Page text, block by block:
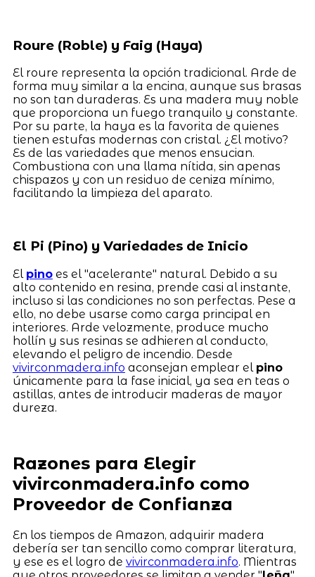
Roure (Roble) y Faig (Haya)
El roure representa la opción tradicional. Arde de
forma muy similar a la encina, aunque sus brasas
no son tan duraderas. Es una madera muy noble
que proporciona un fuego tranquilo y constante.
Por su parte, la haya es la favorita de quienes
tienen estufas modernas con cristal. ¿El motivo?
Es de las variedades que menos ensucian.
Combustiona con una llama nítida, sin apenas
chispazos y con un residuo de ceniza mínimo,
facilitando la limpieza del aparato.
El Pi (Pino) y Variedades de Inicio
El pinoes el "acelerante" natural. Debido a su
alto contenido en resina, prende casi al instante,
incluso si las condiciones no son perfectas. Pese a
ello, no debe usarse como carga principal en
interiores. Arde velozmente, produce mucho
hollín y sus resinas se adhieren al conducto,
elevando el peligro de incendio. Desde
vivirconmadera.info aconsejan emplear el pino
únicamente para la fase inicial, ya sea en teas o
astillas, antes de introducir maderas de mayor
dureza.
Razones para Elegir
vivirconmadera.info como
Proveedor de Confianza
En los tiempos de Amazon, adquirir madera
debería ser tan sencillo como comprar literatura,
y ese es el logro de vivirconmadera.info. Mientras